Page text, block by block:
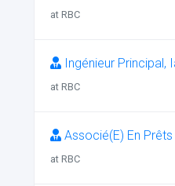
at RBC
Ingénieur Principal,
at RBC
Associé(E) En
at RBC